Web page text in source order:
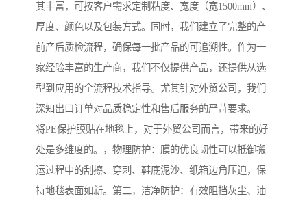
其丰富，可按客户需求定制粘度、宽度（宽1500mm）、
厚度、颜色以及包装方式。同时，我们建立了完整的产
前产后质检流程，确保每一批产品的可追溯性。作为一
家经验丰富的生产商，我们不仅提供产品，还提供从选
型到应用的全流程技术指导。尤其针对外贸公司，我们
深知出口订单对品质稳定性和售后服务的严苛要求。
将PE保护膜贴在地毯上，对于外贸公司而言，带来的好
处是多维度的。，物理防护：膜的优良韧性可以抵御搬
运过程中的刮擦、穿刺、鞋底泥沙、纸箱边角压迫，保
持地毯表面如新。第二，洁净防护：有效阻挡灰尘、油